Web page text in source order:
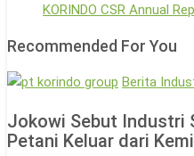
KORINDO CSR Annual
Recommended For You
Berita
Jokowi Sebut Industri
Petani Keluar dari